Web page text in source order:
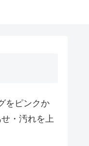
をピンクか
・汚れを上